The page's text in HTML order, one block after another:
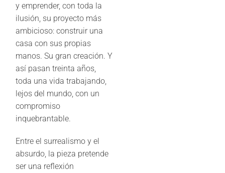
y emprender, con toda la
ilusión, su proyecto más
ambicioso: construir una
casa con sus propias
manos. Su gran creación. Y
así pasan treinta años,
toda una vida trabajando,
lejos del mundo, con un
compromiso
inquebrantable.
Entre el surrealismo y el
absurdo, la pieza pretende
ser una reflexión